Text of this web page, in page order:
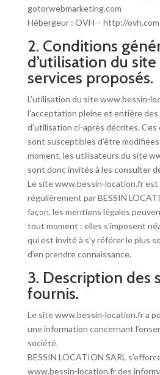
gotorwebmarketing.com
Hébergeur : OVH – http://ovh.com
2. Conditions
d’utilisation du
services proposés.
L’utilisation du site www.bessin-
l’acceptation pleine et entière
d’utilisation ci-après décrites.
sont susceptibles d’être
moment, les utilisateurs du site
sont donc invités à les consulter
Le site www.bessin-location.fr est
régulièrement par BESSIN
façon, les mentions légales
tout moment : elles s’imposent
qui est invité à s’y référer le plus
d’en prendre connaissance.
3. Description des
fournis.
Le site www.bessin-location.fr a
une information concernant
société.
BESSIN LOCATION SARL
www.bessin-location.fr des